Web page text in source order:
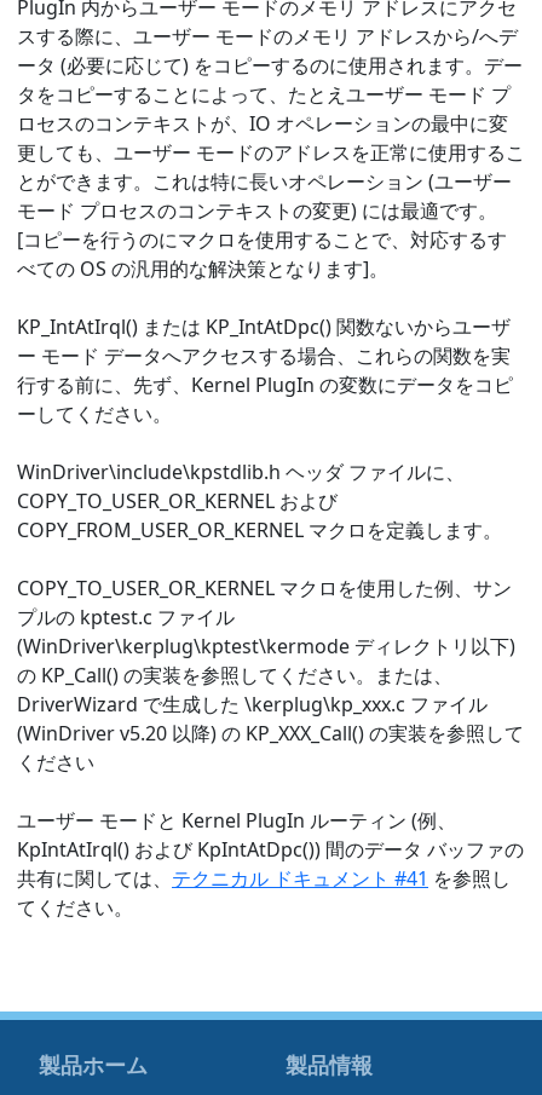
PlugIn 内からユーザー モードのメモリ アドレスにアクセ
スする際に、ユーザー モードのメモリ アドレスから/へデ
ータ (必要に応じて) をコピーするのに使用されます。デー
タをコピーすることによって、たとえユーザー モード プ
ロセスのコンテキストが、IO オペレーションの最中に変
更しても、ユーザー モードのアドレスを正常に使用するこ
とができます。これは特に長いオペレーション (ユーザー
モード プロセスのコンテキストの変更) には最適です。
[コピーを行うのにマクロを使用することで、対応するす
べての OS の汎用的な解決策となります]。
KP_IntAtIrql() または KP_IntAtDpc() 関数ないからユーザ
ー モード データへアクセスする場合、これらの関数を実
行する前に、先ず、Kernel PlugIn の変数にデータをコピ
ーしてください。
WinDriver\include\kpstdlib.h ヘッダ ファイルに、
COPY_TO_USER_OR_KERNEL および
COPY_FROM_USER_OR_KERNEL マクロを定義します。
COPY_TO_USER_OR_KERNEL マクロを使用した例、サン
プルの kptest.c ファイル
(WinDriver\kerplug\kptest\kermode ディレクトリ以下)
の KP_Call() の実装を参照してください。または、
DriverWizard で生成した \kerplug\kp_xxx.c ファイル
(WinDriver v5.20 以降) の KP_XXX_Call() の実装を参照して
ください
ユーザー モードと Kernel PlugIn ルーティン (例、
KpIntAtIrql() および KpIntAtDpc()) 間のデータ バッファの
共有に関しては、 テクニカル ドキュメント #41 を参照し
てください。
製品ホーム 製品情報